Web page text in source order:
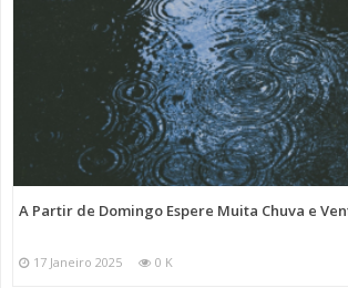
A Partir de Domingo Espere Muita Chuva e
17 Janeiro 2025 0 K